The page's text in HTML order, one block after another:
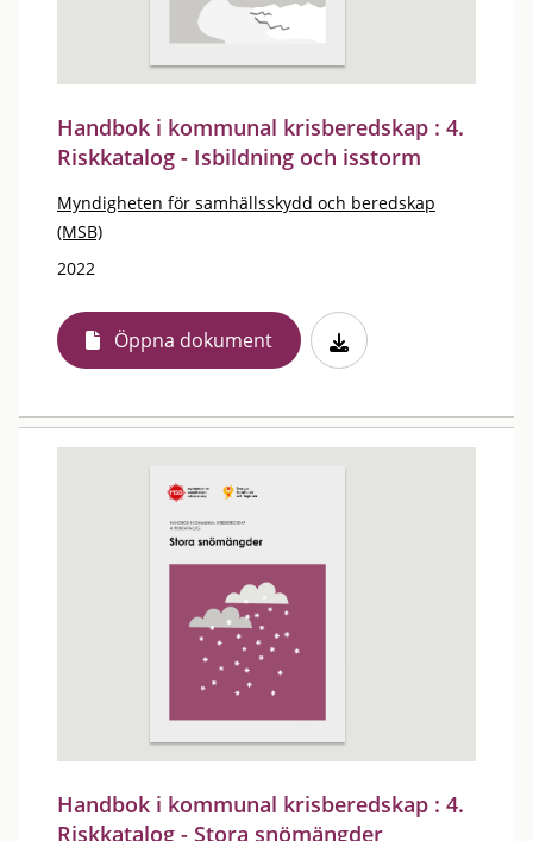
Handbok i kommunal krisberedskap : 4.
Riskkatalog - Isbildning och isstorm
Myndigheten för samhällsskydd och beredskap
(MSB)
2022
Öppna dokument
Handbok i kommunal krisberedskap : 4.
Riskkatalog - Stora snömängder